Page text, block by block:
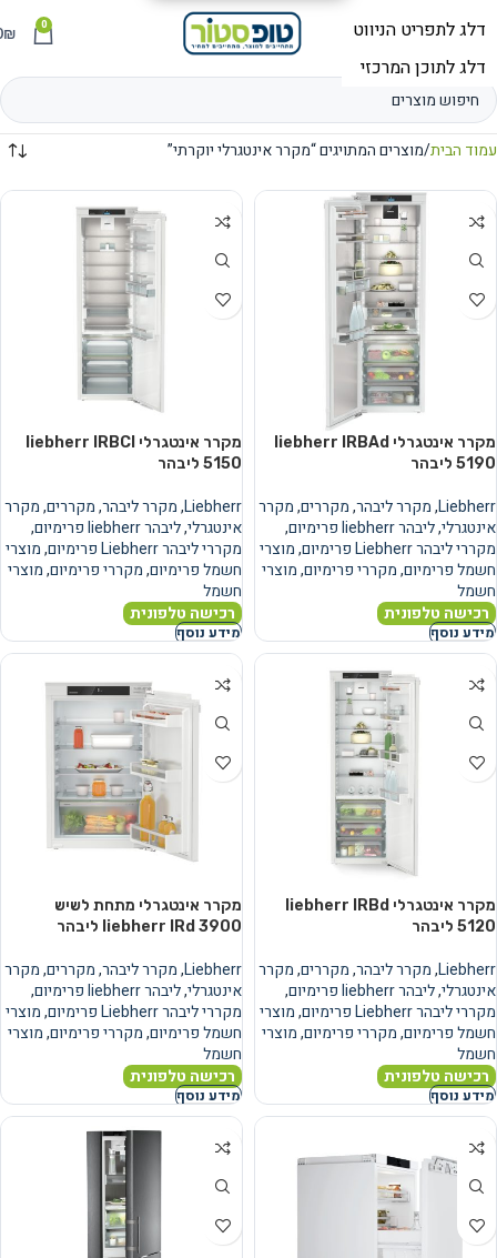
תפריט 0
₪
עמוד הבית מוצרים המתויגים “מקרר אינטגרלי יוקרתי”
מקרר אינטגרלי liebherr IRBAd
5190 ליבהר
Liebherr
,מקרר ליבהר,מקררים,מקרר
אינטגרלי,ליבהר liebherr פרימיום
,
מקררי ליבהר Liebherr פרימיום
,מוצרי
חשמל פרימיום,מקררי פרימיום,מוצרי
חשמל
רכישה טלפונית
מידע נוסף
מקרר אינטגרלי liebherr IRBCI
5150 ליבהר
Liebherr
,מקרר ליבהר,מקררים,מקרר
אינטגרלי,ליבהר liebherr פרימיום
,
מקררי ליבהר Liebherr פרימיום
,מוצרי
חשמל פרימיום,מקררי פרימיום,מוצרי
חשמל
רכישה טלפונית
מידע נוסף
מקרר אינטגרלי liebherr IRBd
5120 ליבהר
Liebherr
,מקרר ליבהר,מקררים,מקרר
אינטגרלי,ליבהר liebherr פרימיום
,
מקררי ליבהר Liebherr פרימיום
,מוצרי
חשמל פרימיום,מקררי פרימיום,מוצרי
חשמל
רכישה טלפונית
מידע נוסף
מקרר אינטגרלי מתחת לשיש
liebherr IRd 3900 ליבהר
Liebherr
,מקרר ליבהר,מקררים,מקרר
אינטגרלי,ליבהר liebherr פרימיום
,
מקררי ליבהר Liebherr פרימיום
,מוצרי
חשמל פרימיום,מקררי פרימיום,מוצרי
חשמל
רכישה טלפונית
מידע נוסף